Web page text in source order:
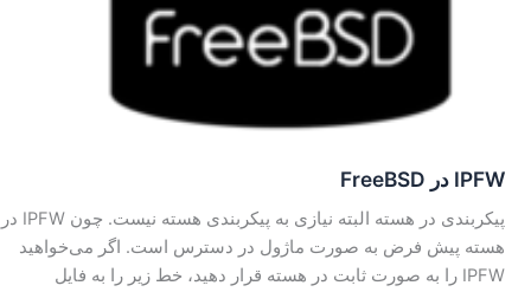
IPFW در FreeBSD
پیکربندی در هسته البته نیازی به پیکر‌بندی هسته نیست. چون IPFW در
هسته پیش فرض به صورت ماژول در دسترس است. اگر می‌خواهید
IPFW را به صورت ثابت در هسته قرار دهید، خط زیر را به فایل